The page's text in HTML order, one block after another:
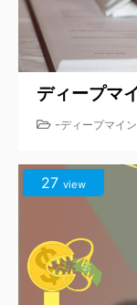
ディープマ
-ディープマイ
27 view